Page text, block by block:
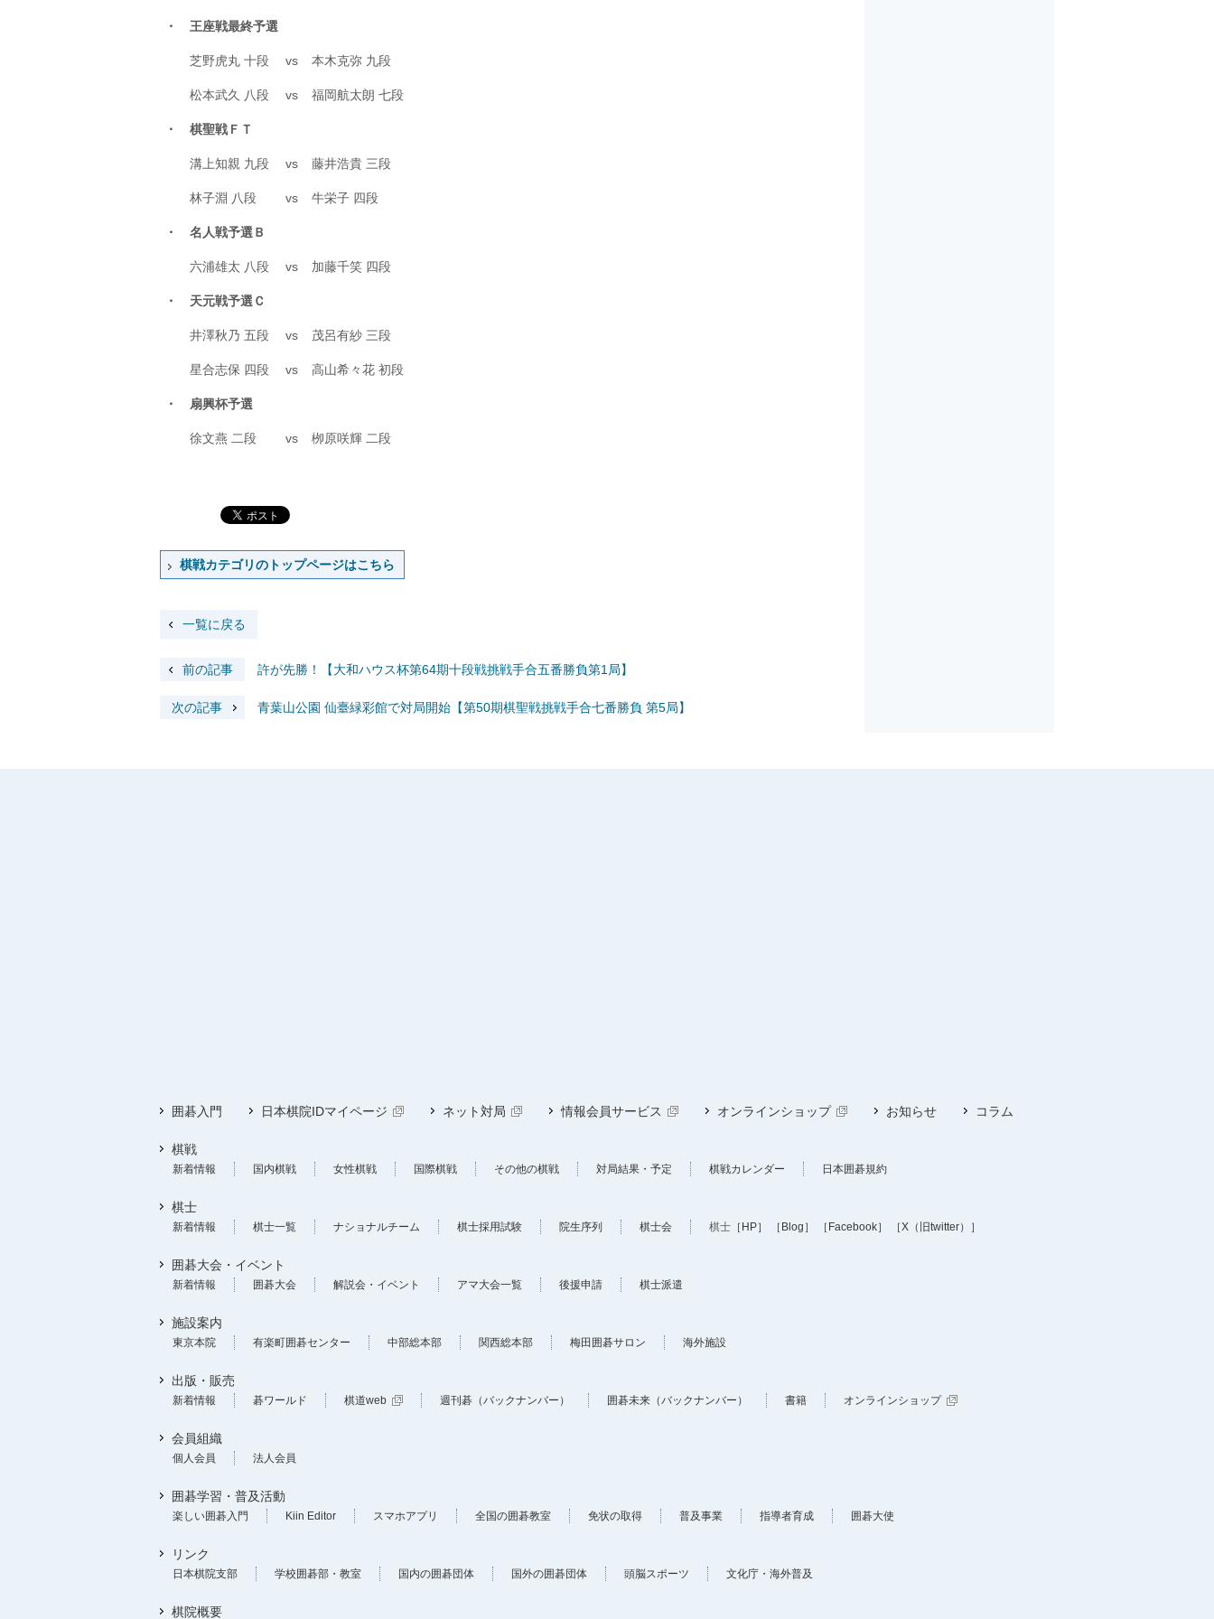
・ 王座戦最終予選
芝野虎丸 十段 vs 本木克弥 九段
松本武久 八段 vs 福岡航太朗 七段
・ 棋聖戦ＦＴ
溝上知親 九段 vs 藤井浩貴 三段
林子淵 八段 vs 牛栄子 四段
・ 名人戦予選Ｂ
六浦雄太 八段 vs 加藤千笑 四段
・ 天元戦予選Ｃ
井澤秋乃 五段 vs 茂呂有紗 三段
星合志保 四段 vs 高山希々花 初段
・ 扇興杯予選
徐文燕 二段 vs 栁原咲輝 二段
棋戦カテゴリのトップページはこちら
一覧に戻る
前の記事 許が先勝！【大和ハウス杯第64期十段戦挑戦手合五番勝負第1局】
次の記事 青葉山公園 仙臺緑彩館で対局開始【第50期棋聖戦挑戦手合七番勝負 第5局】
囲碁入門 日本棋院IDマイページ ネット対局 情報会員サービス オンラインショップ お知らせ コラム
棋戦
新着情報 国内棋戦 女性棋戦 国際棋戦 その他の棋戦 対局結果・予定 棋戦カレンダー 日本囲碁規約
棋士
新着情報 棋士一覧 ナショナルチーム 棋士採用試験 院生序列 棋士会 棋士 ［HP］ ［Blog］ ［Facebook］ ［X（旧twitter）］
囲碁大会・イベント
新着情報 囲碁大会 解説会・イベント アマ大会一覧 後援申請 棋士派遣
施設案内
東京本院 有楽町囲碁センター 中部総本部 関西総本部 梅田囲碁サロン 海外施設
出版・販売
新着情報 碁ワールド 棋道web 週刊碁（バックナンバー） 囲碁未来（バックナンバー） 書籍 オンラインショップ
会員組織
個人会員 法人会員
囲碁学習・普及活動
楽しい囲碁入門 Kiin Editor スマホアプリ 全国の囲碁教室 免状の取得 普及事業 指導者育成 囲碁大使
リンク
日本棋院支部 学校囲碁部・教室 国内の囲碁団体 国外の囲碁団体 頭脳スポーツ 文化庁・海外普及
棋院概要